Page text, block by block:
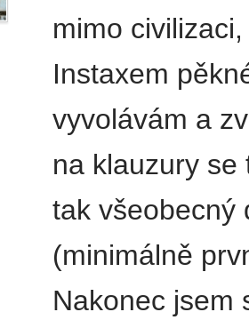
mimo
Instaxem
vyvolávám a
na klauzury
tak všeobecný
(minimálně
Nakonec jsem